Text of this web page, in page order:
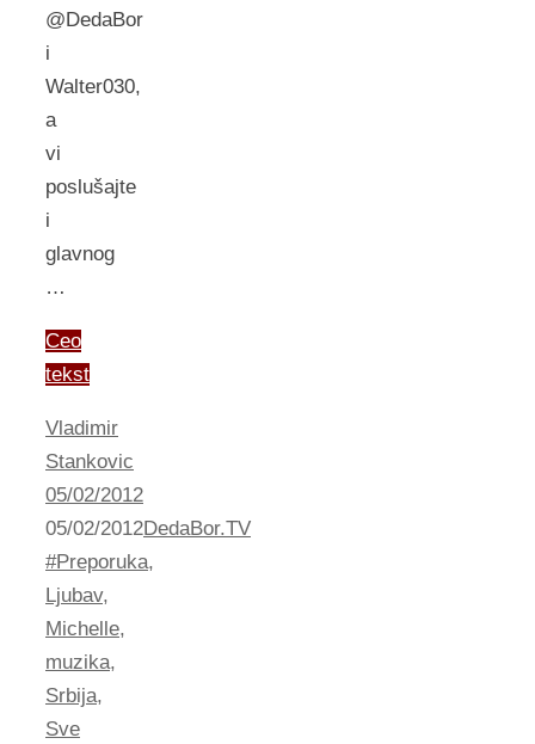
@DedaBor
i
Walter030,
a
vi
poslušajte
i
glavnog
…
Ceo
tekst
Vladimir
Stankovic
05/02/2012
05/02/2012DedaBor.TV
#Preporuka,
Ljubav,
Michelle,
muzika,
Srbija,
Sve